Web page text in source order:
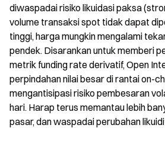
diwaspadai risiko likuidasi paksa
volume transaksi spot tidak dapat
tinggi, harga mungkin mengalami
pendek. Disarankan untuk memberi
metrik funding rate derivatif, Open
perpindahan nilai besar di rantai on-
mengantisipasi risiko pembesaran
hari. Harap terus memantau lebih
pasar, dan waspadai perubahan